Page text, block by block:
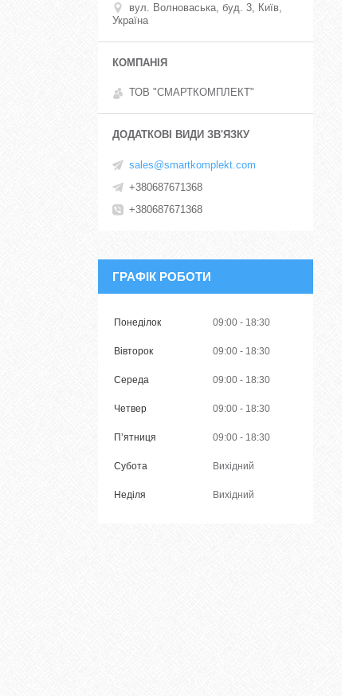
вул. Волноваська, буд. 3, Київ,
Україна
ТОВ "СМАРТКОМПЛЕКТ"
sales@smartkomplekt.com
+380687671368
+380687671368
ГРАФІК РОБОТИ
Понеділок 09:00 18:30
Вівторок 09:00 18:30
Середа 09:00 18:30
Четвер 09:00 18:30
Пʼятниця 09:00 18:30
Субота Вихідний
Неділя Вихідний